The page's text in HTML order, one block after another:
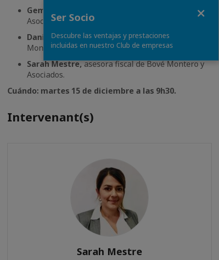
Gemma Piñero
Asociados.
Daniel Masferrer,gerente auditoría de Bové
Montero y Asociados.
Sarah Mestre,asesora fiscal de Bové Montero y
Asociados.
Cuándo: martes 15 de diciembre a las 9h30.
Intervenant(s)
Sarah Mestre
Ser Socio
Descubre las ventajas y prestaciones
incluidas en nuestro Club de empresas